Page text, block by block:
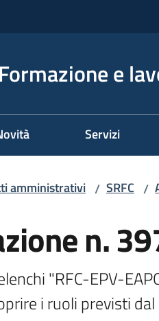
Formazione e
Servizi
amministrativi / SRFC /
n.
"RFC-EPV-
i ruoli previsti dal